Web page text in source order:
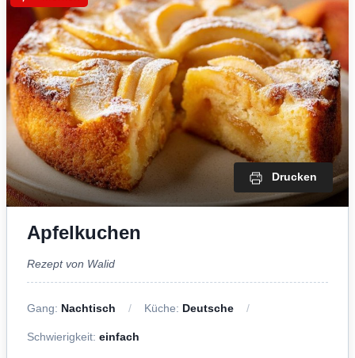
Drucken
Apfelkuchen
Rezept von Walid
Gang: Nachtisch Küche: Deutsche
Schwierigkeit: einfach